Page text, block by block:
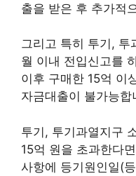
출을 받은 후 추가적
그리고 특히 투기, 투
월 이내 전입신고를
이후 구매한 15억 이
자금대출이 불가능합
투기, 투기과열지구
15억 원을 초과한다
사항에 등기원인일(